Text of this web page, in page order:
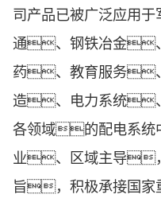
司产品已被广泛应用
通、钢铁冶金
药、教育服务
造、电力系统
各领域的配电系统
业、区域主导
旨，积极承接国家